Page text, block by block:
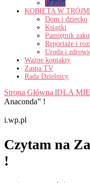
Parafie
KOBIETA W
Dom i dziecko
Książki
Pamiętnik
Reportaże i
Uroda i
Ważne kontakty
Zaspa TV
Rada Dzielnicy
Strona Główna |DLA
Anaconda” !
i.wp.pl
Czytam na
!